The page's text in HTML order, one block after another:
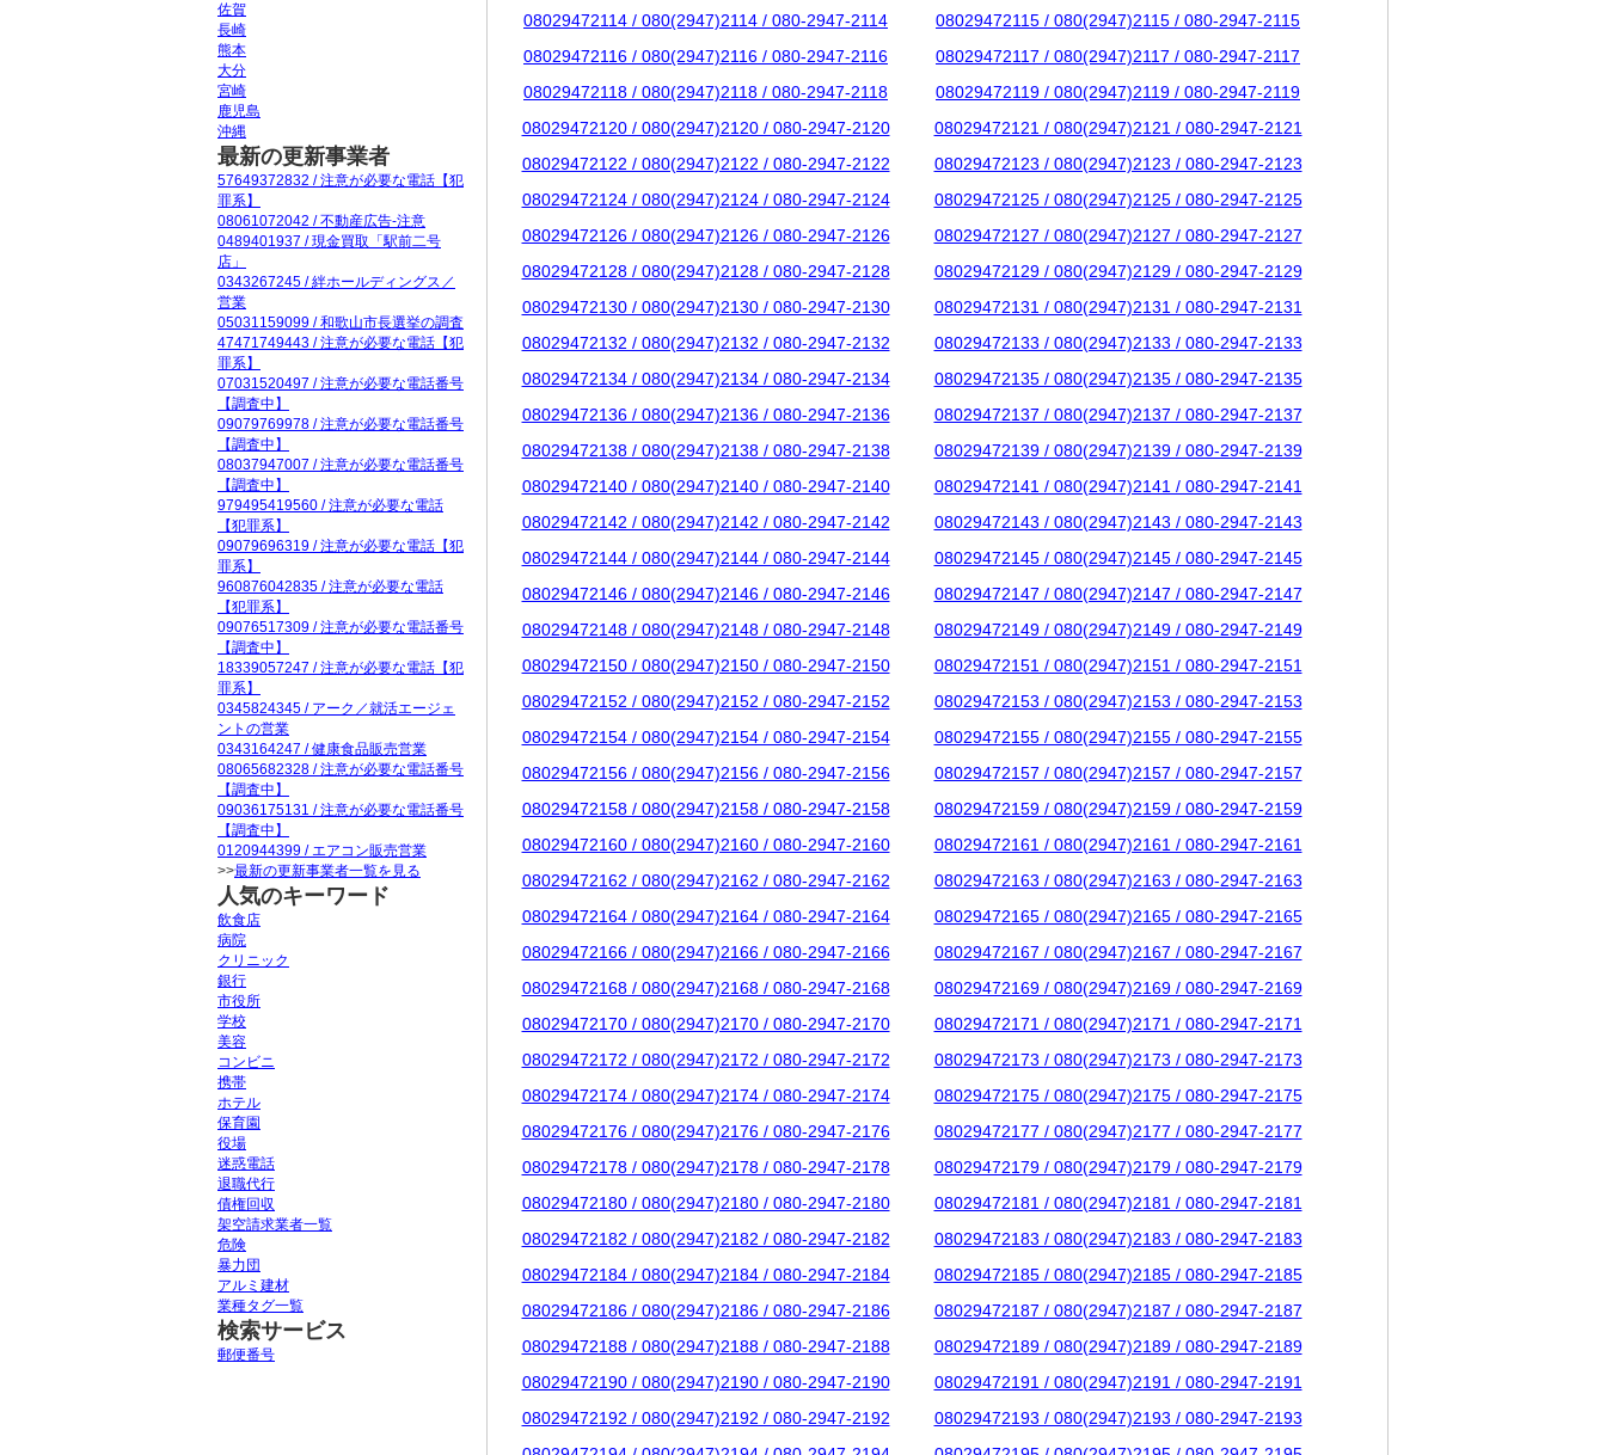
08029472114 / 080(2947)2114 / 080-2947-2114
08029472115 / 080(2947)2115 / 080-2947-2115
08029472116 / 080(2947)2116 / 080-2947-2116
08029472117 / 080(2947)2117 / 080-2947-2117
08029472118 / 080(2947)2118 / 080-2947-2118
08029472119 / 080(2947)2119 / 080-2947-2119
08029472120 / 080(2947)2120 / 080-2947-2120
08029472121 / 080(2947)2121 / 080-2947-2121
08029472122 / 080(2947)2122 / 080-2947-2122
08029472123 / 080(2947)2123 / 080-2947-2123
08029472124 / 080(2947)2124 / 080-2947-2124
08029472125 / 080(2947)2125 / 080-2947-2125
08029472126 / 080(2947)2126 / 080-2947-2126
08029472127 / 080(2947)2127 / 080-2947-2127
08029472128 / 080(2947)2128 / 080-2947-2128
08029472129 / 080(2947)2129 / 080-2947-2129
08029472130 / 080(2947)2130 / 080-2947-2130
08029472131 / 080(2947)2131 / 080-2947-2131
08029472132 / 080(2947)2132 / 080-2947-2132
08029472133 / 080(2947)2133 / 080-2947-2133
08029472134 / 080(2947)2134 / 080-2947-2134
08029472135 / 080(2947)2135 / 080-2947-2135
08029472136 / 080(2947)2136 / 080-2947-2136
08029472137 / 080(2947)2137 / 080-2947-2137
08029472138 / 080(2947)2138 / 080-2947-2138
08029472139 / 080(2947)2139 / 080-2947-2139
08029472140 / 080(2947)2140 / 080-2947-2140
08029472141 / 080(2947)2141 / 080-2947-2141
08029472142 / 080(2947)2142 / 080-2947-2142
08029472143 / 080(2947)2143 / 080-2947-2143
08029472144 / 080(2947)2144 / 080-2947-2144
08029472145 / 080(2947)2145 / 080-2947-2145
08029472146 / 080(2947)2146 / 080-2947-2146
08029472147 / 080(2947)2147 / 080-2947-2147
08029472148 / 080(2947)2148 / 080-2947-2148
08029472149 / 080(2947)2149 / 080-2947-2149
08029472150 / 080(2947)2150 / 080-2947-2150
08029472151 / 080(2947)2151 / 080-2947-2151
08029472152 / 080(2947)2152 / 080-2947-2152
08029472153 / 080(2947)2153 / 080-2947-2153
08029472154 / 080(2947)2154 / 080-2947-2154
08029472155 / 080(2947)2155 / 080-2947-2155
08029472156 / 080(2947)2156 / 080-2947-2156
08029472157 / 080(2947)2157 / 080-2947-2157
08029472158 / 080(2947)2158 / 080-2947-2158
08029472159 / 080(2947)2159 / 080-2947-2159
08029472160 / 080(2947)2160 / 080-2947-2160
08029472161 / 080(2947)2161 / 080-2947-2161
08029472162 / 080(2947)2162 / 080-2947-2162
08029472163 / 080(2947)2163 / 080-2947-2163
08029472164 / 080(2947)2164 / 080-2947-2164
08029472165 / 080(2947)2165 / 080-2947-2165
08029472166 / 080(2947)2166 / 080-2947-2166
08029472167 / 080(2947)2167 / 080-2947-2167
08029472168 / 080(2947)2168 / 080-2947-2168
08029472169 / 080(2947)2169 / 080-2947-2169
08029472170 / 080(2947)2170 / 080-2947-2170
08029472171 / 080(2947)2171 / 080-2947-2171
08029472172 / 080(2947)2172 / 080-2947-2172
08029472173 / 080(2947)2173 / 080-2947-2173
08029472174 / 080(2947)2174 / 080-2947-2174
08029472175 / 080(2947)2175 / 080-2947-2175
08029472176 / 080(2947)2176 / 080-2947-2176
08029472177 / 080(2947)2177 / 080-2947-2177
08029472178 / 080(2947)2178 / 080-2947-2178
08029472179 / 080(2947)2179 / 080-2947-2179
08029472180 / 080(2947)2180 / 080-2947-2180
08029472181 / 080(2947)2181 / 080-2947-2181
08029472182 / 080(2947)2182 / 080-2947-2182
08029472183 / 080(2947)2183 / 080-2947-2183
08029472184 / 080(2947)2184 / 080-2947-2184
08029472185 / 080(2947)2185 / 080-2947-2185
08029472186 / 080(2947)2186 / 080-2947-2186
08029472187 / 080(2947)2187 / 080-2947-2187
08029472188 / 080(2947)2188 / 080-2947-2188
08029472189 / 080(2947)2189 / 080-2947-2189
08029472190 / 080(2947)2190 / 080-2947-2190
08029472191 / 080(2947)2191 / 080-2947-2191
08029472192 / 080(2947)2192 / 080-2947-2192
08029472193 / 080(2947)2193 / 080-2947-2193
佐賀
長崎
熊本
大分
宮崎
鹿児島
沖縄
最新の更新事業者
57649372832 / 注意が必要な電話【犯
罪系】
08061072042 / 不動産広告-注意
0489401937 / 現金買取「駅前二号
店」
0343267245 / 絆ホールディングス／
営業
05031159099 / 和歌山市長選挙の調査
47471749443 / 注意が必要な電話【犯
罪系】
07031520497 / 注意が必要な電話番号
【調査中】
09079769978 / 注意が必要な電話番号
【調査中】
08037947007 / 注意が必要な電話番号
【調査中】
979495419560 / 注意が必要な電話
【犯罪系】
09079696319 / 注意が必要な電話【犯
罪系】
960876042835 / 注意が必要な電話
【犯罪系】
09076517309 / 注意が必要な電話番号
【調査中】
18339057247 / 注意が必要な電話【犯
罪系】
0345824345 / アーク／就活エージェ
ントの営業
0343164247 / 健康食品販売営業
08065682328 / 注意が必要な電話番号
【調査中】
09036175131 / 注意が必要な電話番号
【調査中】
0120944399 / エアコン販売営業
>>最新の更新事業者一覧を見る
人気のキーワード
飲食店
病院
クリニック
銀行
市役所
学校
美容
コンビニ
携帯
ホテル
保育園
役場
迷惑電話
退職代行
債権回収
架空請求業者一覧
危険
暴力団
アルミ建材
業種タグ一覧
検索サービス
郵便番号